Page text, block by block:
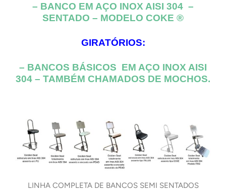
– BANCO EM AÇO INOX AISI 304 –
SENTADO – MODELO COKE ®
GIRATÓRIOS:
– BANCOS BÁSICOS EM AÇO INOX AISI
304 – TAMBÉM CHAMADOS DE MOCHOS.
LINHA COMPLETA DE BANCOS SEMI SENTADOS